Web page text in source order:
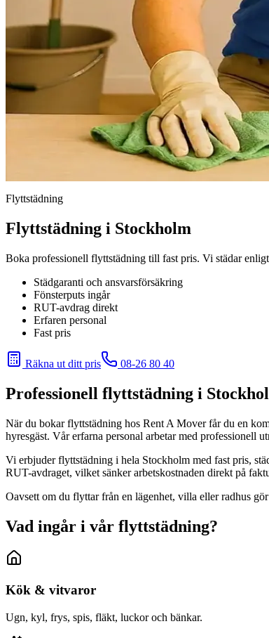
Flyttstädning
Flyttstädning i Stockholm
Boka professionell flyttstädning till fast pris. Vi städar
Städgaranti och ansvarsförsäkring
Fönsterputs ingår
RUT-avdrag direkt
Erfaren personal
Fast pris
Räkna ut ditt pris 08-26 80 40
Professionell flyttstädning i
När du bokar flyttstädning hos Rent A Mover får du en
hyresgäst. Vår erfarna personal arbetar med professionell
Vi erbjuder flyttstädning i hela Stockholm med fast pris,
RUT-avdraget, vilket sänker arbetskostnaden direkt på
Oavsett om du flyttar från en lägenhet, villa eller radhus
Vad ingår i vår flyttstädning?
Kök & vitvaror
Ugn, kyl, frys, spis, fläkt, luckor och bänkar.